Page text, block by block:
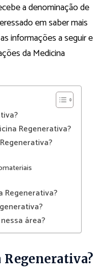
a denominação de
em saber mais
informações a seguir e
da Medicina
Regenerativa?
Regenerativa?
área?
Regenerativa?